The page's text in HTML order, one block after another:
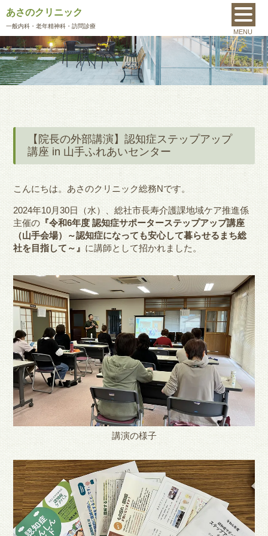
あさのクリニック
一般内科 ・老年精神科・訪問診療
MENU
【院長の外部講演】認知症ステップアップ
講座 in 山手ふれあいセンター
こんにちは。あさのクリニック総務Nです。
2024年10月30日（水）、総社市長寿介護課地域ケア推進係
主催の 『令和6年度 認知症サポーターステップアップ講座
（山手会場）～認知症になっても安心して暮らせるまち総
社を目指して～』に講師として招かれました。
講演の様子
MENU